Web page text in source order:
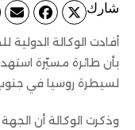
ﺷﺎرك
أفادت الوكالة
بأن طائرة مسيّرة
لسيطرة روسيا في جنوب
وذكرت الوكالة أن